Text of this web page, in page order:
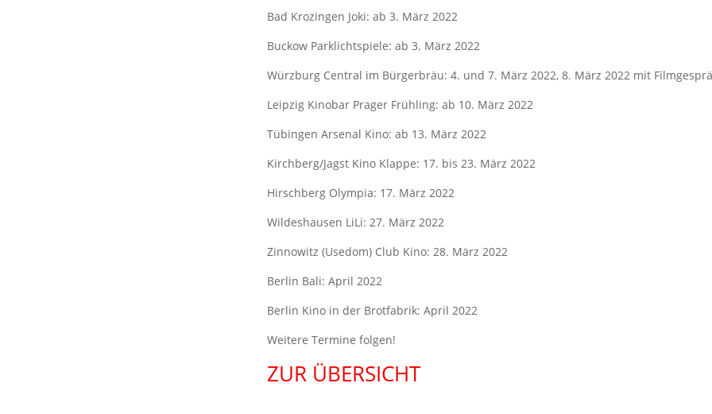
Bad Krozingen Joki: ab 3. März 2022
Buckow Parklichtspiele: ab 3. März 2022
Würzburg Central im Bürgerbräu: 4. und 7. März 2022, 8. März 2022 mit
Leipzig Kinobar Prager Frühling: ab 10. März 2022
Tübingen Arsenal Kino: ab 13. März 2022
Kirchberg/Jagst Kino Klappe: 17. bis 23. März 2022
Hirschberg Olympia: 17. März 2022
Wildeshausen LiLi: 27. März 2022
Zinnowitz (Usedom) Club Kino: 28. März 2022
Berlin Bali: April 2022
Berlin Kino in der Brotfabrik: April 2022
Weitere Termine folgen!
ZUR ÜBERSICHT